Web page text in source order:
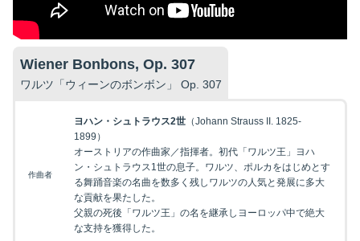
Wiener Bonbons, Op. 307
ワルツ「ウィーンのボンボン」 Op. 307
作曲者
ヨハン・シュトラウス2世（Johann Strauss II. 1825-
1899）
オーストリアの作曲家／指揮者。初代「ワルツ王」ヨハ
ン・シュトラウス1世の息子。ワルツ、ポルカをはじめとす
る舞踊音楽の名曲を数多く残しワルツの人気と発展に多大
な貢献を果たした。
父親の死後「ワルツ王」の名を継承しヨーロッパ中で絶大
な支持を獲得した。